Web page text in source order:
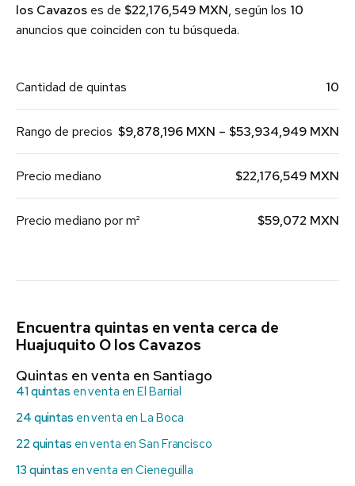
los Cavazos es de $22,176,549 MXN, según los 10
anuncios que coinciden con tu búsqueda.
Cantidad de quintas 10
Rango de precios $9,878,196 MXN – $53,934,949 MXN
Precio mediano $22,176,549 MXN
Precio mediano por m² $59,072 MXN
Encuentra quintas en venta cerca de
Huajuquito O los Cavazos
Quintas en venta en Santiago
41 quintas en venta en El Barrial
24 quintas en venta en La Boca
22 quintas en venta en San Francisco
13 quintas en venta en Cieneguilla